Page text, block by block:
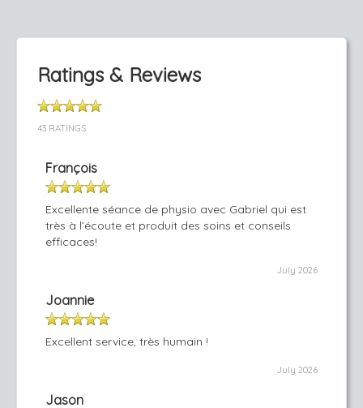
Ratings & Reviews
43 RATINGS
François
Excellente séance de physio avec Gabriel qui est
très à l’écoute et produit des soins et conseils
efficaces!
July 2026
Joannie
Excellent service, très humain !
July 2026
Jason